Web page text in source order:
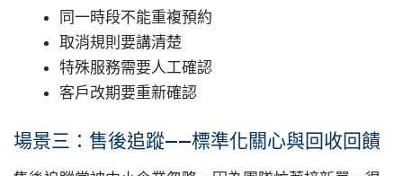
同一時段不能重複預約
取消規則要講清楚
特殊服務需要人工確認
客戶改期要重新確認
場景三：售後追蹤——標準化關心與回收回饋